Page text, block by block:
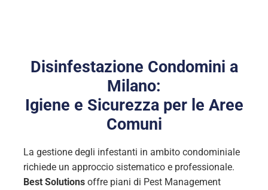
Disinfestazione Condomini a
Milano:
Igiene e Sicurezza per le Aree
Comuni
La gestione degli infestanti in ambito condominiale
richiede un approccio sistematico e professionale.
Best Solutionsoffre piani di Pest Management